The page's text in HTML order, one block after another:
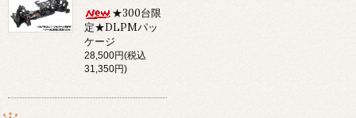
★300台限
定★DLPMパッ
ケージ
28,500円(税込
31,350円)